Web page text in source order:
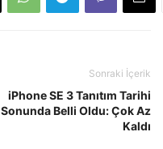
Sonraki İçerik
iPhone SE 3 Tanıtım Tarihi
Sonunda Belli Oldu: Çok Az
Kaldı